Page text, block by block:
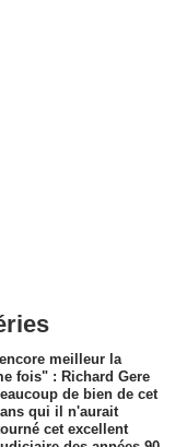
meilleur la
fois" : Richard Gere
de bien de cet
qui il n'aurait
cet excellent